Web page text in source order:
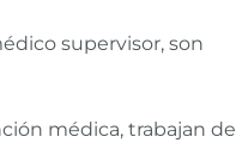
supervisor, son
médica, trabajan de